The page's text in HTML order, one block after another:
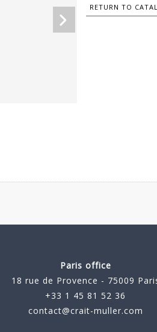
RETURN TO
Paris office
18 rue de Provence - 75009
+33 1 45 81 52 36
contact@crait-muller.com